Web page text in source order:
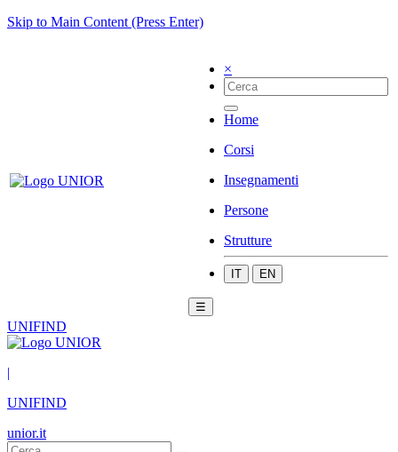
Skip to Main Content (Press Enter)
×
Home
Corsi
Insegnamenti
Persone
Strutture
IT EN
☰
UNIFIND
|
UNIFIND
unior.it